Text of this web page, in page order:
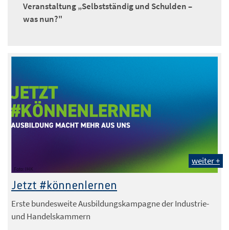
Veranstaltung „Selbstständig und Schulden –
was nun?"
Foto: IHK
weiter +
Jetzt #könnenlernen
Erste bundesweite Ausbildungskampagne der Industrie-
und Handelskammern